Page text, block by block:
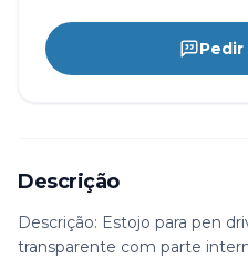
Descrição
Descrição: Estojo para pen
transparente com parte